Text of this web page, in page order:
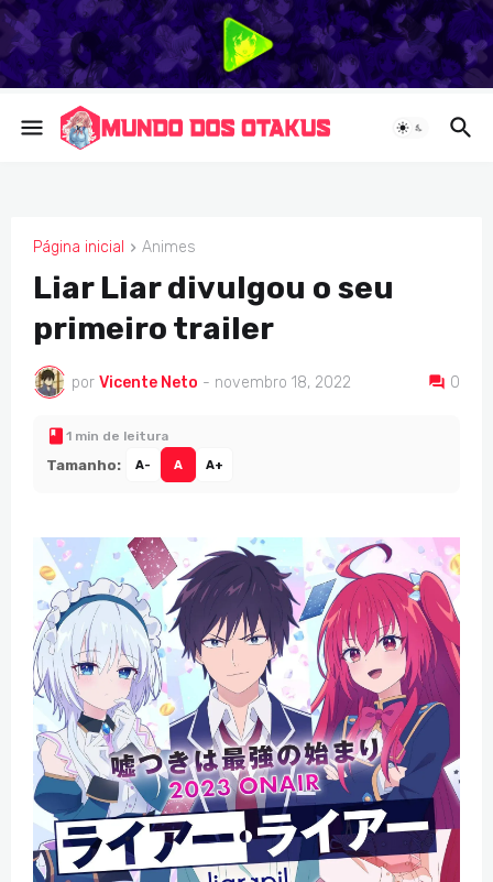
Página inicial Animes
ANIMES
Liar Liar divulgou o seu
primeiro trailer
por Vicente Neto - novembro 18, 2022 0
1 min de leitura
Tamanho: A- A A+